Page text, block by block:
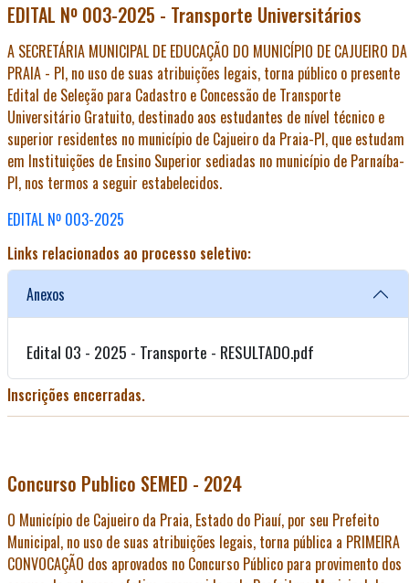
EDITAL Nº 003-2025 - Transporte Universitários
A SECRETÁRIA MUNICIPAL DE EDUCAÇÃO DO MUNICÍPIO DE CAJUEIRO DA
PRAIA - PI, no uso de suas atribuições legais, torna público o presente
Edital de Seleção para Cadastro e Concessão de Transporte
Universitário Gratuito, destinado aos estudantes de nível técnico e
superior residentes no município de Cajueiro da Praia-PI, que estudam
em Instituições de Ensino Superior sediadas no município de Parnaíba-
PI, nos termos a seguir estabelecidos.
EDITAL Nº 003-2025
Links relacionados ao processo seletivo:
Anexos
Edital 03 - 2025 - Transporte - RESULTADO.pdf
Inscrições encerradas.
Concurso Publico SEMED - 2024
O Município de Cajueiro da Praia, Estado do Piauí, por seu Prefeito
Municipal, no uso de suas atribuições legais, torna pública a PRIMEIRA
CONVOCAÇÃO dos aprovados no Concurso Público para provimento dos